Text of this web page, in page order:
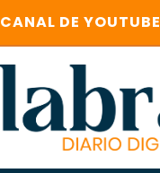
CANAL DE YOUTUBE